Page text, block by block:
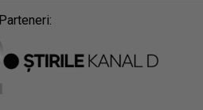
Parteneri: